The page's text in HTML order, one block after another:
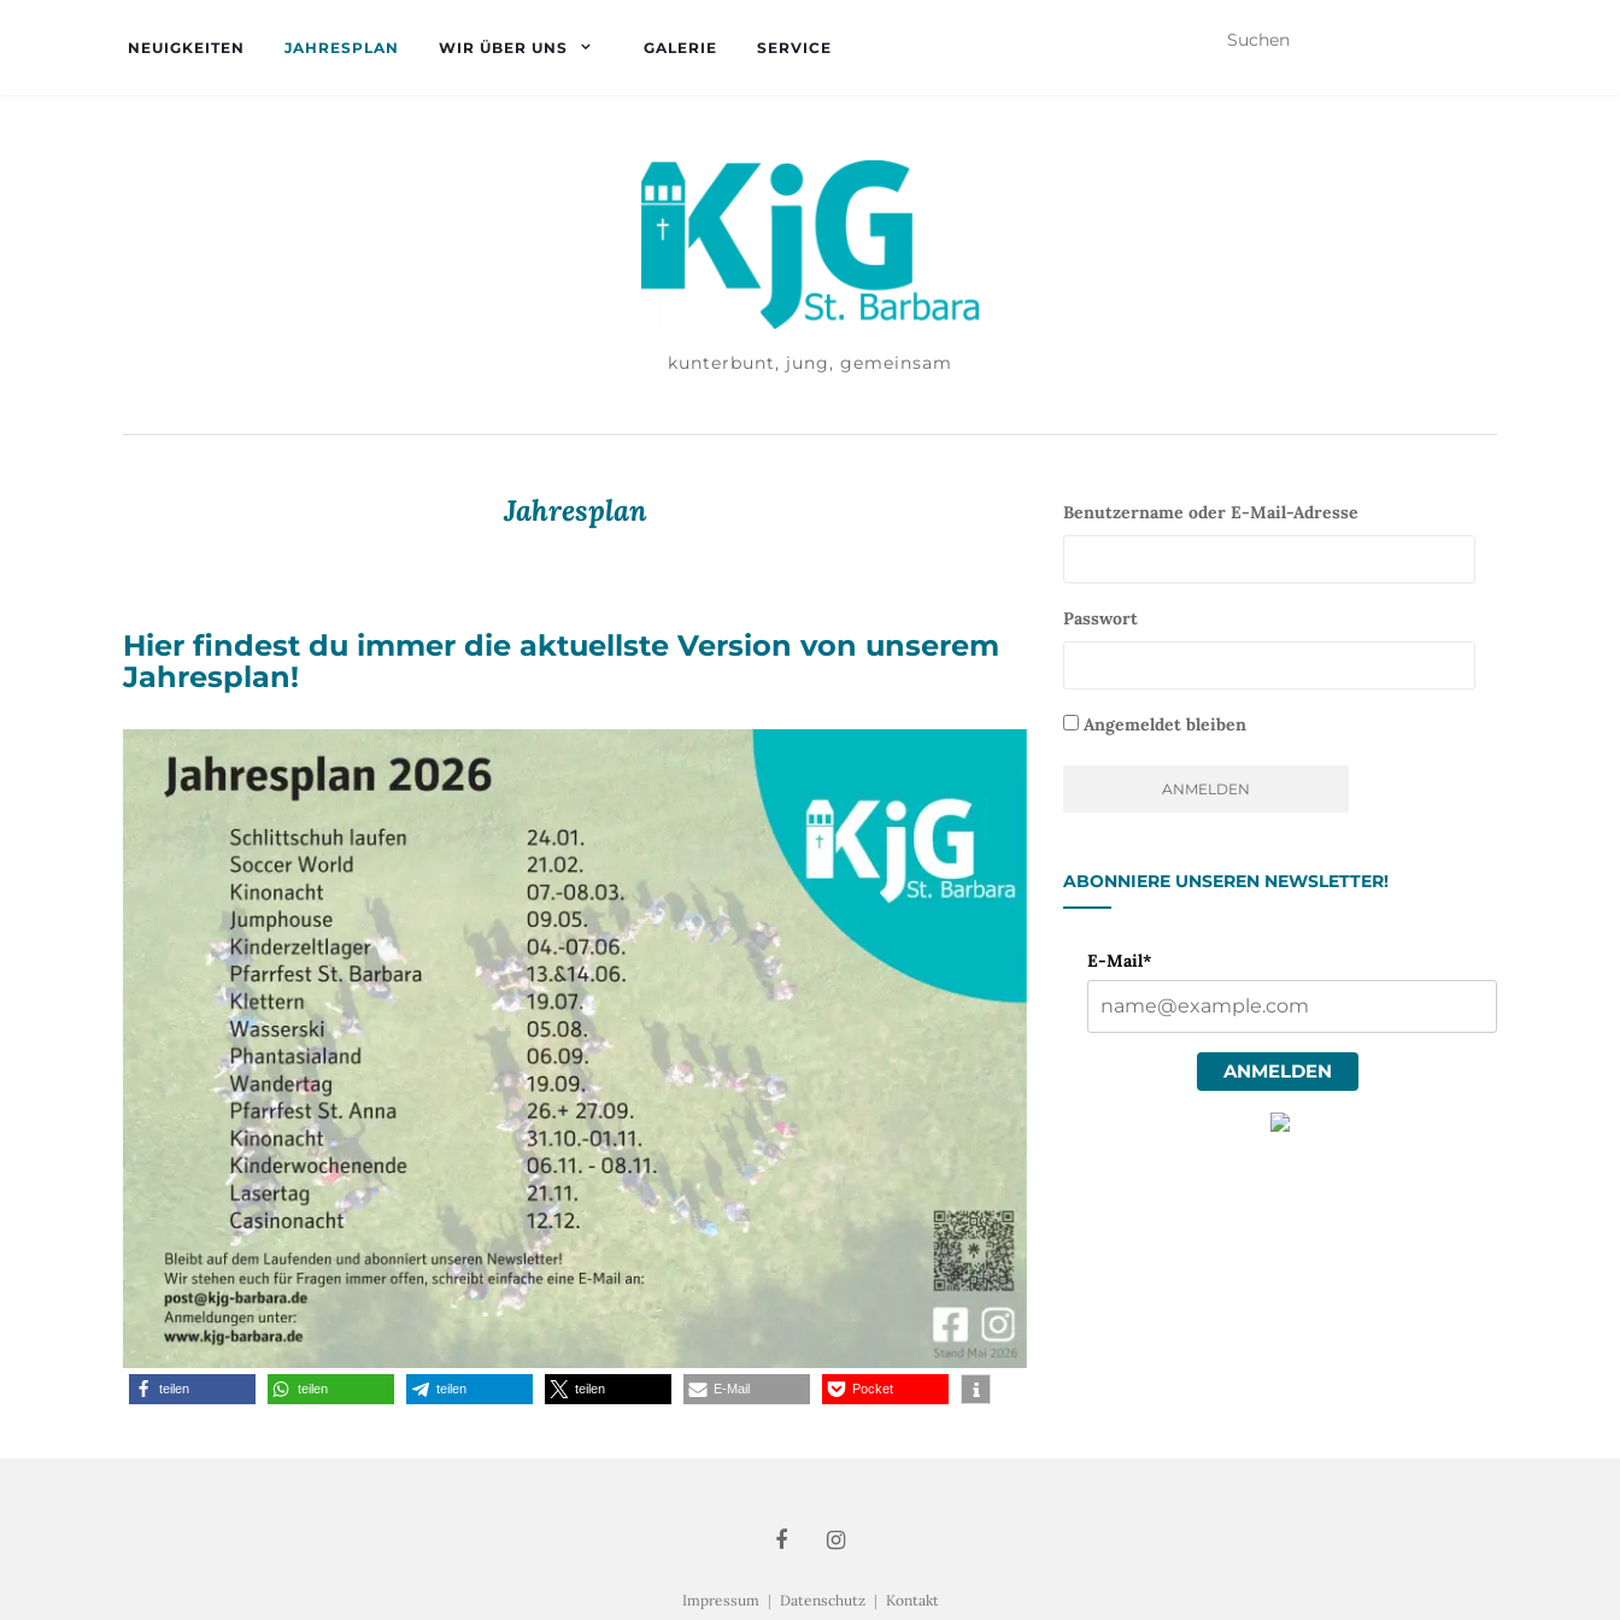
NEUIGKEITEN JAHRESPLAN WIR ÜBER UNS GALERIE SERVICE
kunterbunt, jung, gemeinsam
Jahresplan
Hier findest du immer die aktuellste Version von unserem
Jahresplan!
teilen teilen teilen teilen E-Mail Pocket
Benutzername oder E-Mail-Adresse
Passwort
Angemeldet bleiben
ABONNIERE UNSEREN NEWSLETTER!
E-Mail*
ANMELDEN
Impressum | Datenschutz | Kontakt